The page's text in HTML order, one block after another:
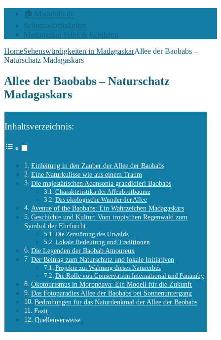
🏠 Madainfo.de
Sehenswürdigkeiten
Madagaskar Infos & Eckdaten
HomeSehenswürdigkeiten in MadagaskarAllee der Baobabs –
Naturschatz Madagaskars
Allee der Baobabs – Naturschatz
Madagaskars
Inhaltsverzeichnis:
Einleitung in den Zauber der Allee der Baobabs
Eine Naturkulisse wie aus einem Traum
Die majestätischen Adansonia grandidieri Baobabs
Charakteristika der Affenbrotbäume
Das ökologische Wunder der Allee
Avenue of the Baobabs: Ein Wahrzeichen Madagaskars
Geschichte und Kultur: Vom tropischen Regenwald zum
Symbol der Ehrfurcht
Die Zerstörung des Urwalds
Lokale Bedeutung und Traditionen
Die Legenden der Baobab Amoureux
Der Beitrag zum Naturschutz und lokale Initiativen
Projekte zur Wahrung dieses Naturerbes
Die Rolle von Conservation International und Fanamby
Ökotourismus in Morondava: Ein Modell für die Zukunft
Das Fotoparadies Allee der Baobabs bei Sonnenuntergang
Bedrohungen für das Naturdenkmal der Allee der Baobabs
Fazit
Quellenverweise